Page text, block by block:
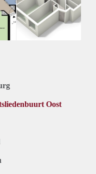
van de Eigenaar
Oost